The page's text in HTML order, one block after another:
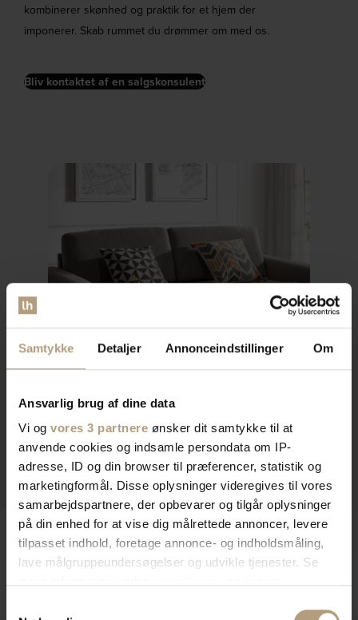
Samtykke Detaljer Annonceindstillinger Om
Ansvarlig brug af dine data
Vi og vores 3 partnere ønsker dit samtykke til at
anvende cookies og indsamle persondata om IP-
adresse, ID og din browser til præferencer, statistik og
marketingformål. Disse oplysninger videregives til vores
samarbejdspartnere, der opbevarer og tilgår oplysninger
på din enhed for at vise dig målrettede annoncer, levere
tilpasset indhold, foretage annonce- og indholdsmåling,
lave målgruppeundersøgelser og udvikle tjenester. Se
kombinerer skønhed og praktik for et hjem der
imponerer. Skab rummet du drømmer om med os.
Bliv kontaktet af en salgskonsulent